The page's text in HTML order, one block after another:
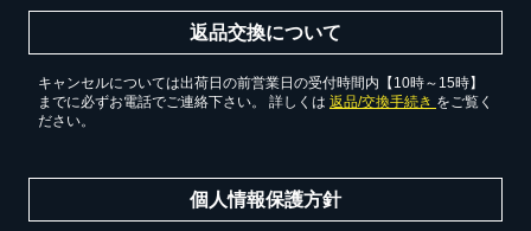
返品交換について
キャンセルについては出荷日の前営業日の受付時間内【10時～15時】
までに必ずお電話でご連絡下さい。 詳しくは 返品/交換手続き をご覧く
ださい。
個人情報保護方針